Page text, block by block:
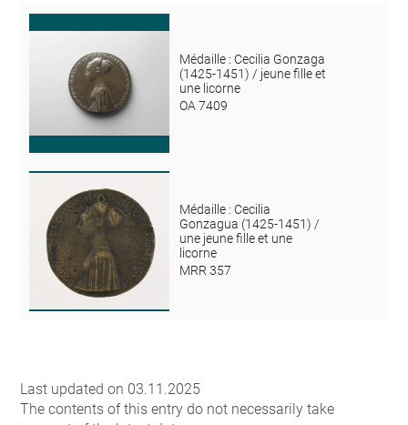
Médaille : Cecilia Gonzaga
(1425-1451) / jeune fille et
une licorne
OA 7409
Médaille : Cecilia
Gonzagua (1425-1451) /
une jeune fille et une
licorne
MRR 357
Last updated on 03.11.2025
The contents of this entry do not necessarily take